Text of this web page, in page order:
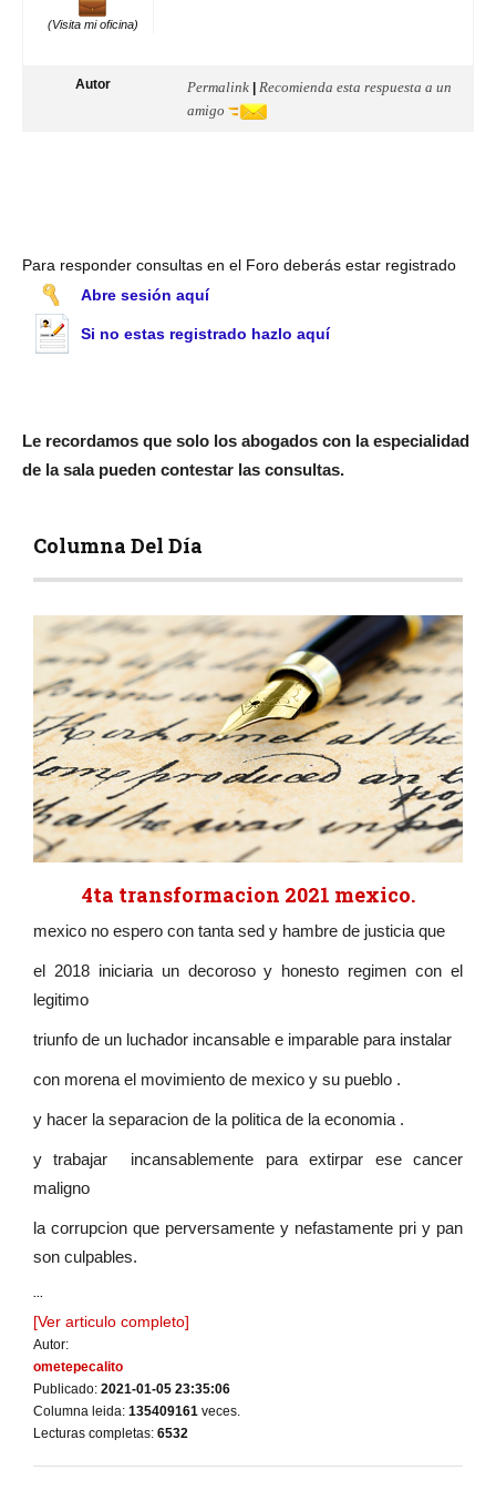
(Visita mi oficina)
Autor Permalink Recomienda esta respuesta a un
amigo
Para responder consultas en el Foro deberás estar registrado
Abre sesión aquí
Si no estas registrado hazlo aquí
Le recordamos que solo los abogados con la especialidad
de la sala pueden contestar las consultas.
Columna Del Día
4ta transformacion 2021 mexico.
mexico no espero con tanta sed y hambre de justicia que
el 2018 iniciaria un decoroso y honesto regimen con el
legitimo
triunfo de un luchador incansable e imparable para instalar
con morena el movimiento de mexico y su pueblo .
y hacer la separacion de la politica de la economia .
y trabajar incansablemente para extirpar ese cancer
maligno
la corrupcion que perversamente y nefastamente pri y pan
son culpables.
...
[Ver articulo completo]
Autor:
ometepecalito
Publicado: 2021-01-05 23:35:06
Columna leida: 135409161 veces.
Lecturas completas: 6532